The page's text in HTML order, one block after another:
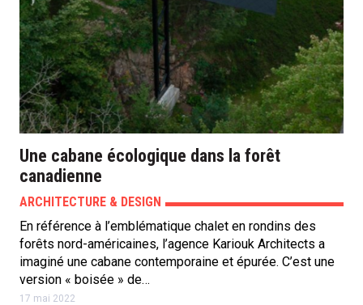
Une cabane écologique dans la forêt
canadienne
ARCHITECTURE & DESIGN
En référence à l’emblématique chalet en rondins des
forêts nord-américaines, l’agence Kariouk Architects a
imaginé une cabane contemporaine et épurée. C’est une
version « boisée » de…
17 mai 2022